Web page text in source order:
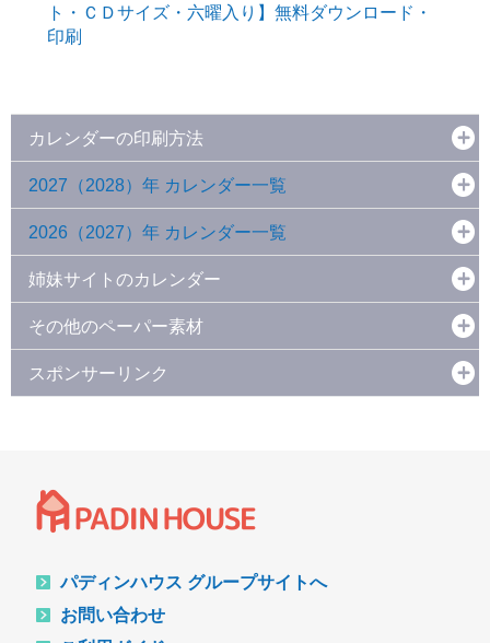
ト・ＣＤサイズ・六曜入り】無料ダウンロード・
印刷
カレンダーの印刷方法
2027（2028）年 カレンダー一覧
2026（2027）年 カレンダー一覧
姉妹サイトのカレンダー
その他のペーパー素材
スポンサーリンク
パディンハウス グループサイトへ
お問い合わせ